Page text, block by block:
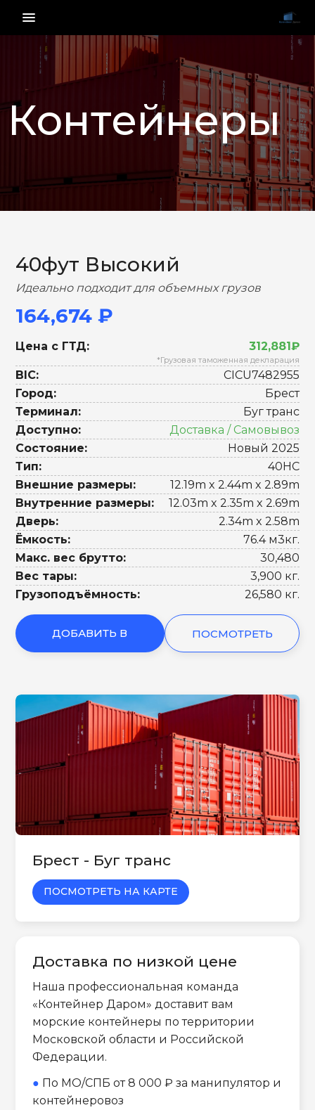
menu_vert
Контейнеры
НАЗАД ВПЕРЕД
40фут Высокий
Идеально подходит для объемных грузов
164,674 ₽
Цена с ГТД: 312,881₽
*Грузовая таможенная декларация
BIC:
CICU7482955
Город:
Брест
Терминал:
Буг транс
Доступно:
Доставка / Самовывоз
Состояние:
Новый 2025
Тип:
40HC
Внешние размеры:
12.19m x 2.44m x 2.89m
Внутренние размеры:
12.03m x 2.35m x 2.69m
Дверь:
2.34m x 2.58m
Ёмкость:
76.4 м3кг.
Макс. вес брутто:
30,480
Вес тары:
3,900 кг.
Грузоподъёмность:
26,580 кг.
ДОБАВИТЬ В ПОСМОТРЕТЬ
Брест - Буг транс
ПОСМОТРЕТЬ НА КАРТЕ
Доставка по низкой цене
Наша профессиональная команда
«Контейнер Даром» доставит вам
морские контейнеры по территории
Московской области и Российской
Федерации.
● По МО/СПБ от 8 000 ₽ за манипулятор и
контейнеровоз